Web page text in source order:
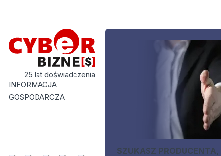
25 lat doświadczenia
INFORMACJA
GOSPODARCZA
SZUKASZ PRODUCENTA,